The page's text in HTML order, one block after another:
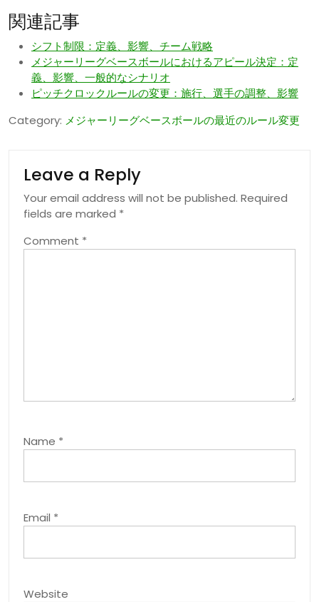
関連記事
シフト制限：定義、影響、チーム戦略
メジャーリーグベースボールにおけるアピール決定：定
義、影響、一般的なシナリオ
ピッチクロックルールの変更：施行、選手の調整、影響
Category: メジャーリーグベースボールの最近のルール変更
Leave a Reply
Your email address will not be published. Required
fields are marked *
Comment *
Name *
Email *
Website